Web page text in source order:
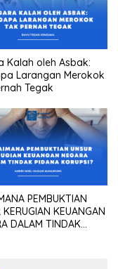
Kalah oleh Asbak:
Larangan Merokok
Tegak
PEMBUKTIAN
KERUGIAN KEUANGAN
DALAM TINDAK